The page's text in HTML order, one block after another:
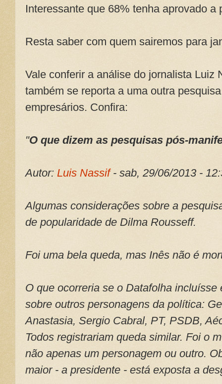
Interessante que 68% tenha aprovado a
Resta saber com quem sairemos para
Vale conferir a análise do jornalista Luiz
também se reporta a uma outra
empresários. Confira:
"O que dizem as pesquisas pós-
Autor: Luis Nassif- sab, 29/06/2013 -
Algumas considerações sobre a
de popularidade de Dilma Rousseff.
Foi uma bela queda, mas Inês não é
O que ocorreria se o Datafolha
sobre outros personagens da política:
Anastasia, Sergio Cabral, PT, PSDB,
Todos registrariam queda similar. Foi o
não apenas um personagem ou outro.
maior - a presidente - está exposta a